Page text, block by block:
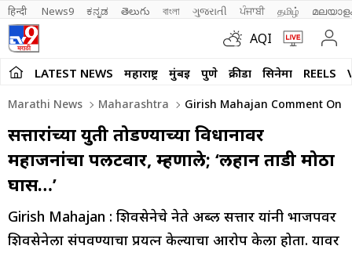
हिन्दी News9 ಕನ್ನಡ తెలుగు বাংলা ગુજરાતી ਪੰਜਾਬੀ தமிழ்
AQI
LATEST NEWS महाराष्ट्र मुंबई पुणे क्रीडा सिनेमा REELS
Marathi News Maharashtra Girish Mahajan Comment On
सत्तारांच्या युती तोडण्याच्या विधानावर
महाजनांचा पलटवार, म्हणाले; ‘लहान तोंडी मोठा
घास…’
Girish Mahajan : शिवसेनेचे नेते अब्दुल सत्तार यांनी भाजपवर
शिवसेनेला संपवण्याचा प्रयत्न केल्याचा आरोप केला होता. यावर